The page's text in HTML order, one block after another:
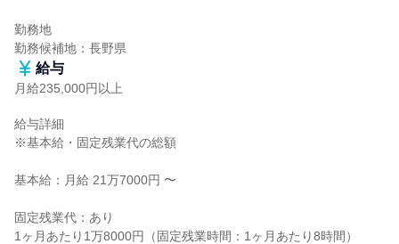
勤務地
勤務候補地：長野県
給与
月給235,000円以上
給与詳細
※基本給・固定残業代の総額
基本給：月給 21万7000円 〜
固定残業代：あり
1ヶ月あたり1万8000円（固定残業時間：1ヶ月あたり8時間）